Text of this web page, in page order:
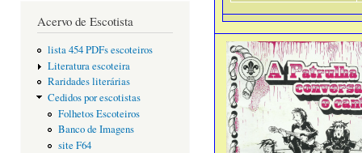
Acervo de Escotista
lista 454 PDFs escoteiros
Literatura escoteira
Raridades literárias
Cedidos por escotistas
Folhetos Escoteiros
Banco de Imagens
site F64